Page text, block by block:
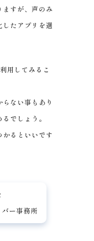
すが、声のみ
たアプリを選
用してみるこ
ない事もあり
でしょう。
かるといいです
ー事務所